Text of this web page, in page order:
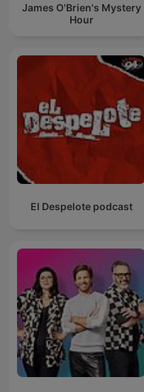
James O'Brien's Mystery
Hour
El Despelote podcast